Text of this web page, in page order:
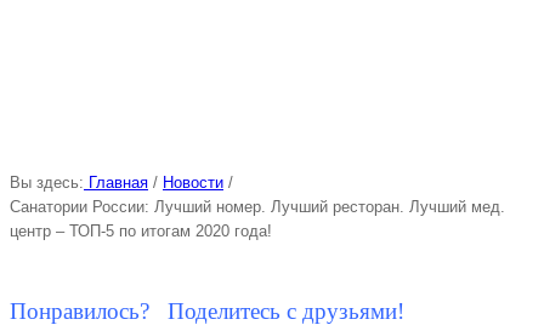
Вы здесь: Главная / Новости /
Санатории России: Лучший номер. Лучший ресторан. Лучший мед.
центр – ТОП-5 по итогам 2020 года!
Понравилось? Поделитесь с друзьями!